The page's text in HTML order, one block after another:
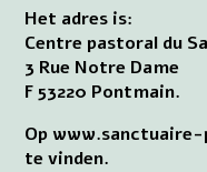
Het adres is:
Centre pastoral du
3 Rue Notre Dame
F 53220 Pontmain.
Op
te vinden.